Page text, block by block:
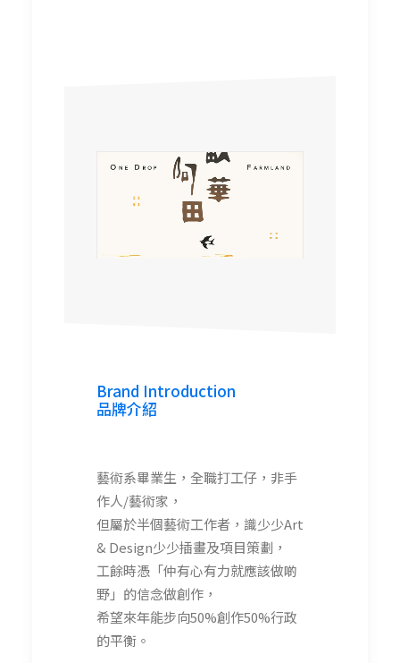
林嘉寶 (Hesper)
http://hesperlam.weebly.com
lamkapohesper
Brand Introduction
品牌介紹
藝術系畢業生，全職打工仔，非手
作人/藝術家，
但屬於半個藝術工作者，識少少Art
& Design少少插畫及項目策劃，
工餘時憑「仲有心有力就應該做啲
野」的信念做創作，
希望來年能步向50%創作50%行政
的平衡。